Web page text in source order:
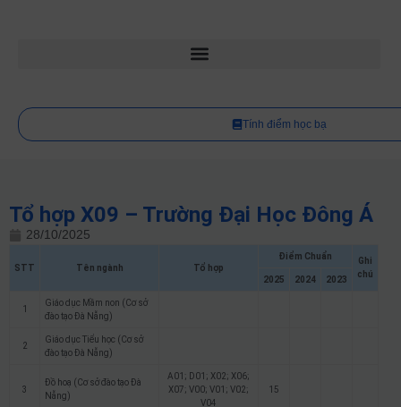
Tính điểm học bạ
Tổ hợp X09 – Trường Đại Học Đông Á
28/10/2025
STT Tên ngành Tổ hợp
Điểm Chuẩn
Ghi
chú
2025 2024 2023
1
Giáo dục Mầm non (Cơ sở
đào tạo Đà Nẵng)
2
Giáo dục Tiểu học (Cơ sở
đào tạo Đà Nẵng)
3
Đồ hoạ (Cơ sở đào tạo Đà
Nẵng)
A01; D01; X02; X06;
X07; V00; V01; V02;
V04
15